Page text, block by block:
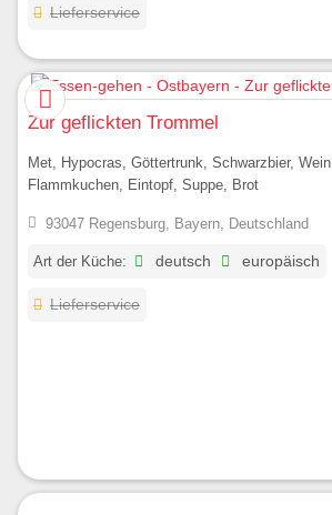
Lieferservice
Zur geflickten Trommel
Met, Hypocras, Göttertrunk, Schwarzbier, Wein,
Flammkuchen, Eintopf, Suppe, Brot
93047 Regensburg, Bayern, Deutschland
Art der Küche: deutsch europäisch
Lieferservice